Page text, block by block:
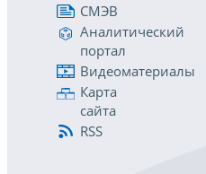
СМЭВ
Аналитический
портал
Видеоматериалы
Карта
сайта
RSS